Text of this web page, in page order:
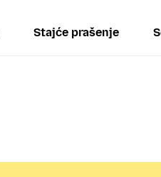
Stajće prašenje